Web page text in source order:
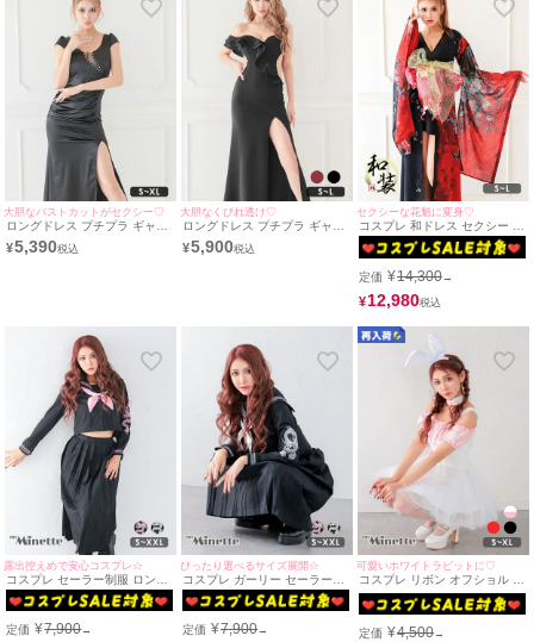
大胆なバストカットがセクシー♡
ロングドレス プチプラ ギャル
タイト スリット セクシー ラウ
ンジ 半袖 谷間 バストシースル
¥5,390
大胆なくびれ透け♡
ロングドレス プチプラ ギャル
タイト オフショル セクシー ラ
ウンジ 谷間 くびれ透け ハート
¥5,900
セクシーな花魁に変身♡
コスプレ 和ドレス セクシー 花
魁 長袖 体型カバー ロング丈 3
点セット (着物ドレス/帯2種類)
定価 ¥14,300→
¥12,980
露出控えめで安心コスプレ☆
コスプレ セーラー制服 ロング
ドラゴン刺繍 体型カバー ガー
リー[4点セット](セーラー服上
XXL)
定価 ¥7,900→
ぴったり選べるサイズ展開☆
コスプレ ガーリー セーラー制
服 ドラゴン刺繍 ロング丈 体型
カバー[4点セット](セーラー服
XXL)
定価 ¥7,900→
可愛いホワイトラビットに♡
コスプレ リボン オフショル ふ
わふわチュール スカ―ト プチ
プラ ガーリー バニーガール [3
点セット] (ワンピース/カチュ
ーシャ/チョーカー)(S～XL)
定価 ¥4,500→